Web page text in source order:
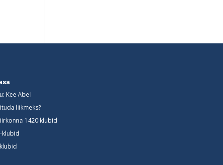
Kee Abel
liikmeks?
1420 klubid
klubid